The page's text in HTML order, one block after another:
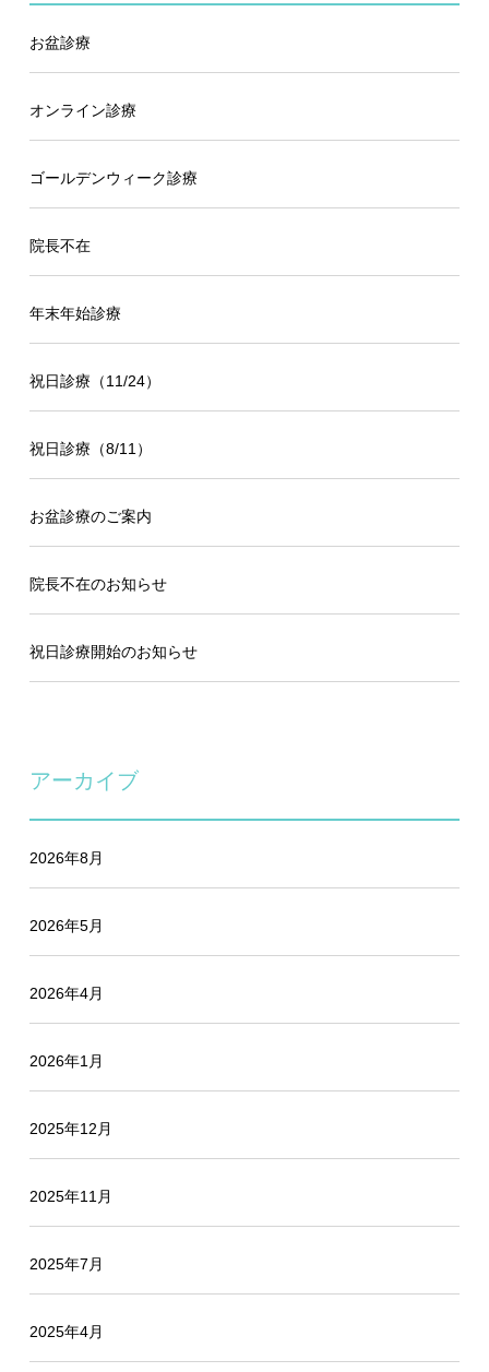
お盆診療
オンライン診療
ゴールデンウィーク診療
院長不在
年末年始診療
祝日診療（11/24）
祝日診療（8/11）
お盆診療のご案内
院長不在のお知らせ
祝日診療開始のお知らせ
アーカイブ
2026年8月
2026年5月
2026年4月
2026年1月
2025年12月
2025年11月
2025年7月
2025年4月